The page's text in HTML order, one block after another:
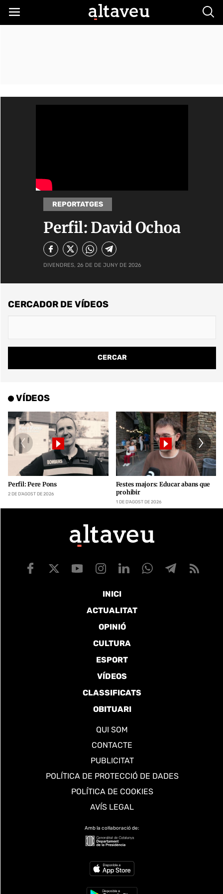
REPORTATGES
Perfil: David Ochoa
DIVENDRES, 26 DE DE JUNY DE 2026
CERCADOR DE VÍDEOS
VÍDEOS
Perfil: Pere Pons
2 DE D’AGOST DE 2026
Festes majors: Educar abans que
prohibir
1 DE D’AGOST DE 2026
INICI
ACTUALITAT
OPINIÓ
CULTURA
ESPORT
VÍDEOS
CLASSIFICATS
OBITUARI
QUI SOM
CONTACTE
PUBLICITAT
POLÍTICA DE PROTECCIÓ DE DADES
POLÍTICA DE COOKIES
AVÍS LEGAL
Amb la col·laboració de: